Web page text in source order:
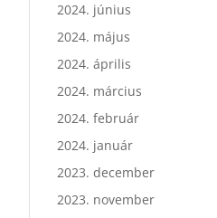
2024. július
2024. június
2024. május
2024. április
2024. március
2024. február
2024. január
2023. december